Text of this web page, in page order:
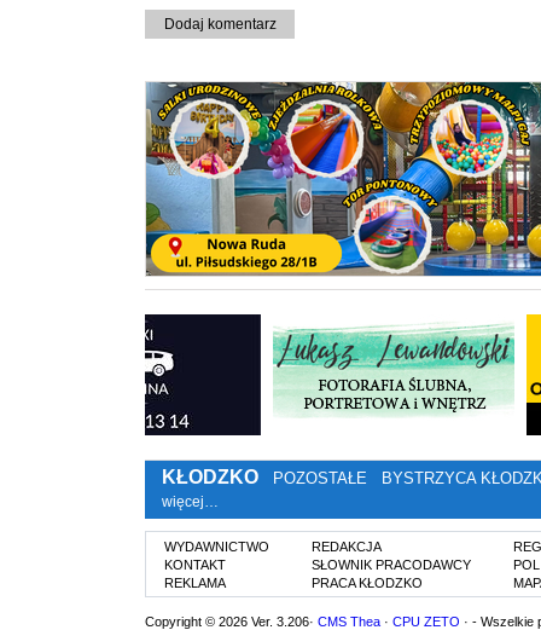
Dodaj komentarz
KŁODZKO POZOSTAŁE BYSTRZYCA
więcej…
WYDAWNICTWO
KONTAKT
REKLAMA
REDAKCJA
SŁOWNIK PRACODAWCY
PRACA KŁODZKO
Copyright © 2026 Ver. 3.206· CMS Thea · CPU ZETO · - Wszelkie